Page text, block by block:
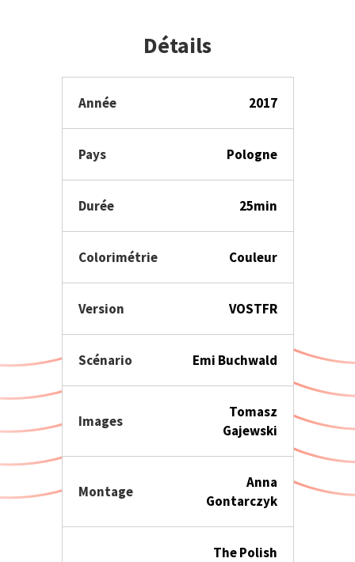
Détails
Année 2017
Pays Pologne
Durée 25min
Colorimétrie Couleur
Version VOSTFR
Scénario Emi Buchwald
Images
Tomasz
Gajewski
Montage
Anna
Gontarczyk
The Polish